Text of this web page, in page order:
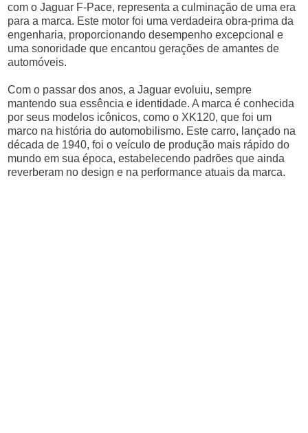
com o Jaguar F-Pace, representa a culminação de uma era
para a marca. Este motor foi uma verdadeira obra-prima da
engenharia, proporcionando desempenho excepcional e
uma sonoridade que encantou gerações de amantes de
automóveis.
Com o passar dos anos, a Jaguar evoluiu, sempre
mantendo sua essência e identidade. A marca é conhecida
por seus modelos icônicos, como o XK120, que foi um
marco na história do automobilismo. Este carro, lançado na
década de 1940, foi o veículo de produção mais rápido do
mundo em sua época, estabelecendo padrões que ainda
reverberam no design e na performance atuais da marca.